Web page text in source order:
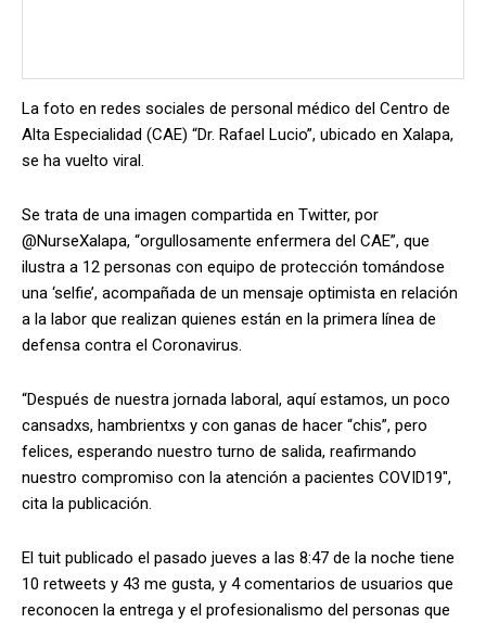
La foto en redes sociales de personal médico del Centro de
Alta Especialidad (CAE) “Dr. Rafael Lucio”, ubicado en Xalapa,
se ha vuelto viral.
Se trata de una imagen compartida en Twitter, por
@NurseXalapa, “orgullosamente enfermera del CAE”, que
ilustra a 12 personas con equipo de protección tomándose
una ‘selfie’, acompañada de un mensaje optimista en relación
a la labor que realizan quienes están en la primera línea de
defensa contra el Coronavirus.
“Después de nuestra jornada laboral, aquí estamos, un poco
cansadxs, hambrientxs y con ganas de hacer “chis”, pero
felices, esperando nuestro turno de salida, reafirmando
nuestro compromiso con la atención a pacientes COVID19″,
cita la publicación.
El tuit publicado el pasado jueves a las 8:47 de la noche tiene
10 retweets y 43 me gusta, y 4 comentarios de usuarios que
reconocen la entrega y el profesionalismo del personas que